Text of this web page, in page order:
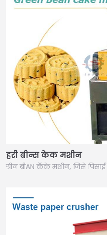
हरी बीन्स केक मशीन
ग्रीन बीAN कॅके मशीन, जिसे